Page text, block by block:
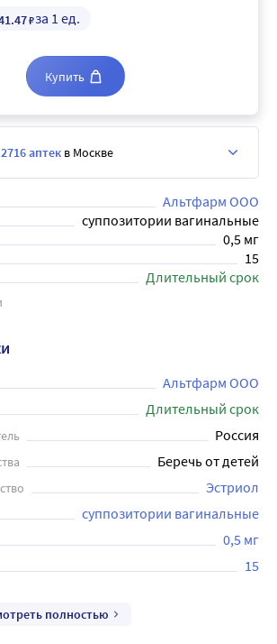
Альтфарм ООО
суппозитории вагинальные
0,5 мг
15
Длительный срок
.47₽за 1 ед.
Купить
2716 аптек в Москве
Альтфарм ООО
Длительный срок
Россия
Беречь от детей
Эстриол
суппозитории вагинальные
0,5 мг
15
полностью